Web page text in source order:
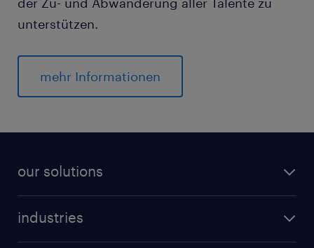
unterstützen.
mehr Informationen
our solutions
industries